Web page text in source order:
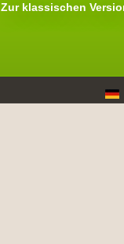
Zur klassischen